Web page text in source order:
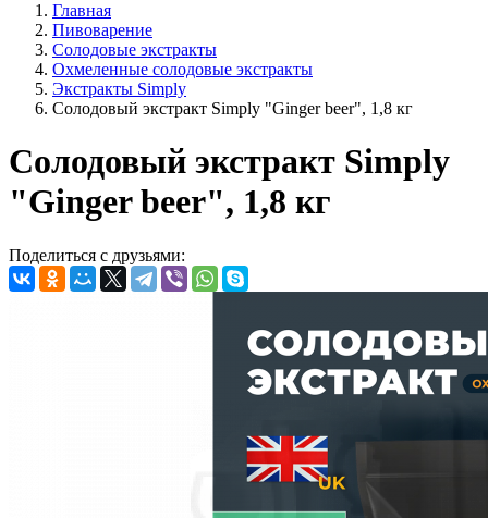
Главная
Пивоварение
Солодовые экстракты
Охмеленные солодовые экстракты
Экстракты Simply
Солодовый экстракт Simply "Ginger beer", 1,8 кг
Солодовый экстракт Simply
"Ginger beer", 1,8 кг
Поделиться с друзьями: